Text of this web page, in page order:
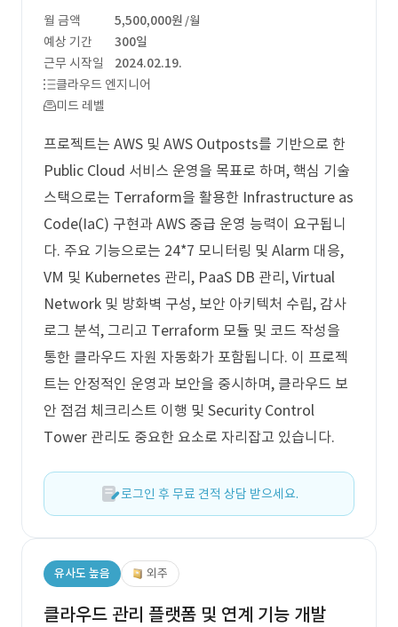
월 금액 5,500,000원 /월
예상 기간
300일
근무 시작일
2024.02.19.
클라우드 엔지니어
미드 레벨
프로젝트는 AWS 및 AWS Outposts를 기반으로 한
Public Cloud 서비스 운영을 목표로 하며, 핵심 기술
스택으로는 Terraform을 활용한 Infrastructure as
Code(IaC) 구현과 AWS 중급 운영 능력이 요구됩니
다. 주요 기능으로는 24*7 모니터링 및 Alarm 대응,
VM 및 Kubernetes 관리, PaaS DB 관리, Virtual
Network 및 방화벽 구성, 보안 아키텍처 수립, 감사
로그 분석, 그리고 Terraform 모듈 및 코드 작성을
통한 클라우드 자원 자동화가 포함됩니다. 이 프로젝
트는 안정적인 운영과 보안을 중시하며, 클라우드 보
안 점검 체크리스트 이행 및 Security Control
Tower 관리도 중요한 요소로 자리잡고 있습니다.
로그인 후 무료 견적 상담 받으세요.
유사도 높음 외주
클라우드 관리 플랫폼 및 연계 기능 개발